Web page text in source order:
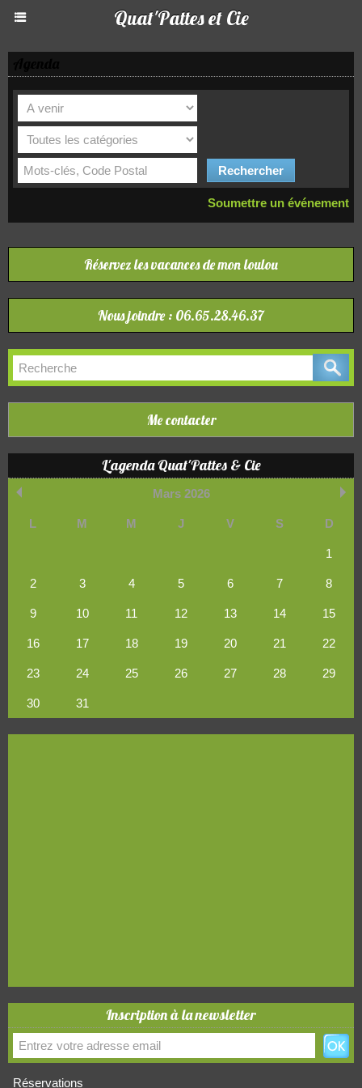
Quat'Pattes et Cie
Soumettre un événement
Réservez les vacances de mon loulou
Nous joindre : 06.65.28.46.37
Me contacter
L'agenda Quat'Pattes & Cie
Mars 2026
L M M J V S D
1
2 3 4 5 6 7 8
9 10 11 12 13 14 15
16 17 18 19 20 21 22
23 24 25 26 27 28 29
30 31
Inscription à la newsletter
Réservations